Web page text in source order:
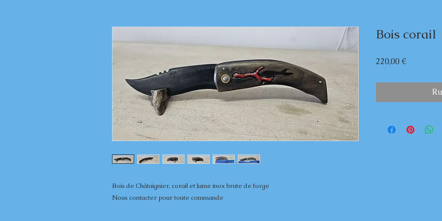
Bois de Châtaignier, corail et lame inox brute de forge
Nous contacter pour toute commande
Bois corail
220,00 €